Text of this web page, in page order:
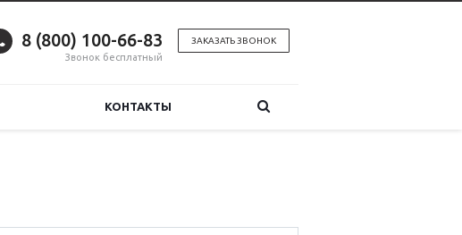
ЗАКАЗАТЬ ЗВОНОК
8 (800) 100-66-83
Звонок бесплатный
КОНТАКТЫ